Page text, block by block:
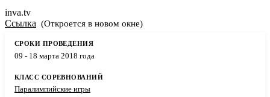
inva.tv
Ссылка (Откроется в новом окне)
09 - 18 марта 2018 года
Паралимпийские игры